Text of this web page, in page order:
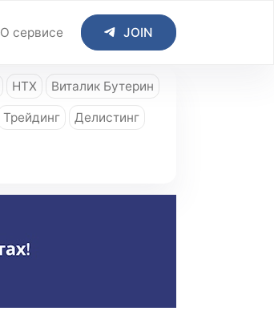
О сервисе JOIN
HTX Виталик Бутерин
Трейдинг Делистинг